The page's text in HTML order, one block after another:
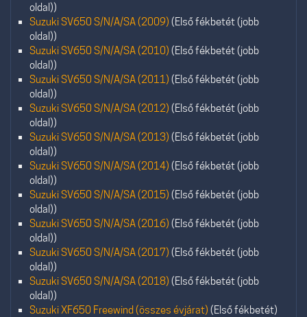
oldal))
Suzuki SV650 S/N/A/SA (2009) (Első fékbetét (jobb
oldal))
Suzuki SV650 S/N/A/SA (2010) (Első fékbetét (jobb
oldal))
Suzuki SV650 S/N/A/SA (2011) (Első fékbetét (jobb
oldal))
Suzuki SV650 S/N/A/SA (2012) (Első fékbetét (jobb
oldal))
Suzuki SV650 S/N/A/SA (2013) (Első fékbetét (jobb
oldal))
Suzuki SV650 S/N/A/SA (2014) (Első fékbetét (jobb
oldal))
Suzuki SV650 S/N/A/SA (2015) (Első fékbetét (jobb
oldal))
Suzuki SV650 S/N/A/SA (2016) (Első fékbetét (jobb
oldal))
Suzuki SV650 S/N/A/SA (2017) (Első fékbetét (jobb
oldal))
Suzuki SV650 S/N/A/SA (2018) (Első fékbetét (jobb
oldal))
Suzuki XF650 Freewind (összes évjárat) (Első fékbetét)